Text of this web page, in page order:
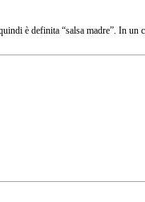
è definita “salsa madre”. In